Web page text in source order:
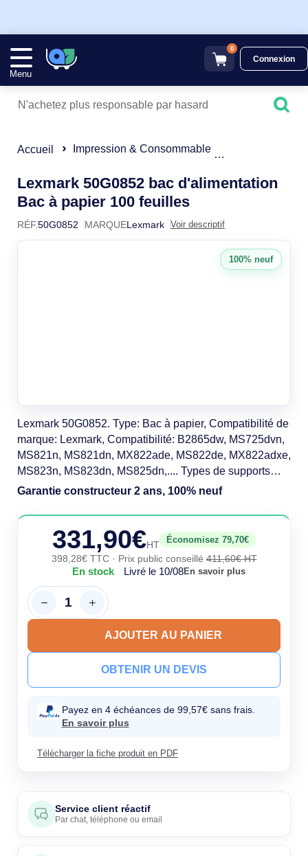
Menu
0
Connexion
Accueil Impression & Consommable
Lexmark 50G0852 bac d'alimentation
Bac à papier 100 feuilles50G0852
RÉF.50G0852 MARQUELexmark Voir descriptif
Lexmark 50G0852. Type: Bac à papier, Compatibilité de
marque: Lexmark, Compatibilité: B2865dw, MS725dvn,
MS821n, MS821dn, MX822ade, MS822de, MX822adxe,
MS823n, MS823dn, MS825dn,.... Types de supports
acceptés: A4, A5, A6, JIS B5, Executive, Folio, Oficio,
Hauteur: 271 mm. Largeur du colis: 500 mm, Profondeur
du colis: 561 mm, Hauteur du colis: 428 mm
Garantie constructeur 2 ans, 100% neuf
331,90€HT
Économisez 79,70€
398,28€ TTC · Prix public conseillé411,60€ HT
En stock Livré le 10/08En savoir plus
AJOUTER AU PANIER
OBTENIR UN DEVIS
Payez en 4 échéances de 99,57€ sans frais.
En savoir plus
Télécharger la fiche produit en PDF
100% neuf
Service client réactif
Par chat, téléphone ou email